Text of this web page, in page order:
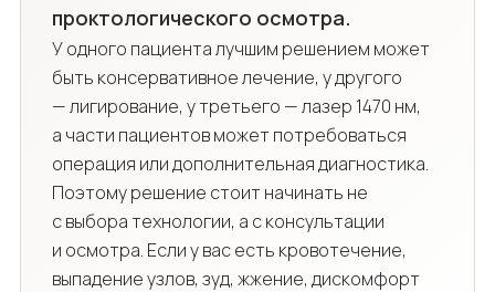
проктологического осмотра.
У одного пациента лучшим решением может
быть консервативное лечение, у другого
— лигирование, у третьего — лазер 1470 нм,
а части пациентов может потребоваться
операция или дополнительная диагностика.
Поэтому решение стоит начинать не
с выбора технологии, а с консультации
и осмотра. Если у вас есть кровотечение,
выпадение узлов, зуд, жжение, дискомфорт